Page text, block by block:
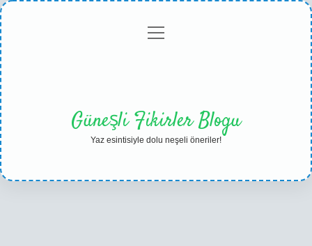
Gizlilikmenüyü
Güneşli Fikirler Blogu
Yaz esintisiyle dolu neşeli öneriler!